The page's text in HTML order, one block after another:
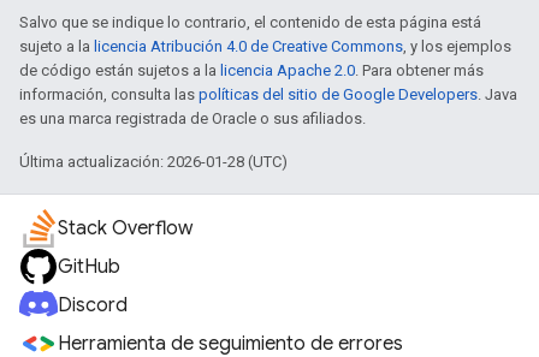
Salvo que se indique lo contrario, el contenido de esta página está
sujeto a la licencia Atribución 4.0 de Creative Commons, y los ejemplos
de código están sujetos a la licencia Apache 2.0. Para obtener más
información, consulta las políticas del sitio de Google Developers. Java
es una marca registrada de Oracle o sus afiliados.
Última actualización: 2026-01-28 (UTC)
Stack Overflow
GitHub
Discord
Herramienta de seguimiento de errores